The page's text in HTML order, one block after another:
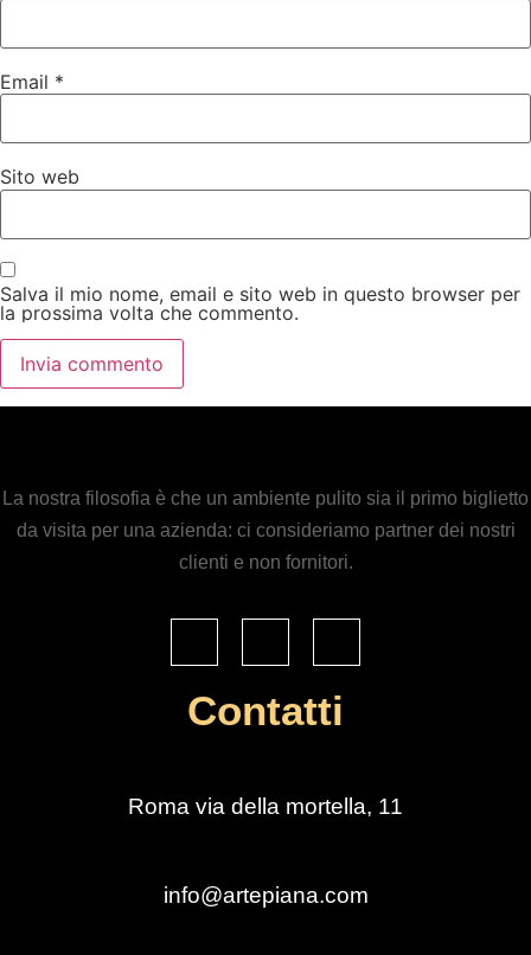
Email *
Sito web
Salva il mio nome, email e sito web in questo browser per
la prossima volta che commento.
La nostra filosofia è che un ambiente pulito sia il primo biglietto
da visita per una azienda: ci consideriamo partner dei nostri
clienti e non fornitori.
Contatti
Roma via della mortella, 11
info@artepiana.com